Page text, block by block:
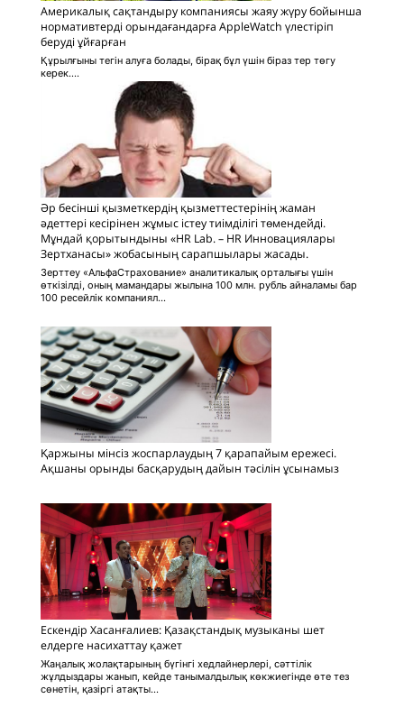
Америкалық сақтандыру компаниясы жаяу жүру бойынша
нормативтерді орындағандарға AppleWatch үлестіріп
беруді ұйғарған
Құрылғыны тегін алуға болады, бірақ бұл үшін біраз тер төгу
керек....
Әр бесінші қызметкердің қызметтестерінің жаман
әдеттері кесірінен жұмыс істеу тиімділігі төмендейді.
Мұндай қорытындыны «HR Lab. – HR Инновациялары
Зертханасы» жобасының сарапшылары жасады.
Зерттеу «АльфаСтрахование» аналитикалық орталығы үшін
өткізілді, оның мамандары жылына 100 млн. рубль айналамы бар
100 ресейлік компаниял...
Қаржыны мінсіз жоспарлаудың 7 қарапайым ережесі.
Ақшаны орынды басқарудың дайын тәсілін ұсынамыз
Ескендір Хасанғалиев: Қазақстандық музыканы шет
елдерге насихаттау қажет
Жаңалық жолақтарының бүгінгі хедлайнерлері, сәттілік
жұлдыздары жанып, кейде танымалдылық көкжиегінде өте тез
сөнетін, қазіргі атақты...